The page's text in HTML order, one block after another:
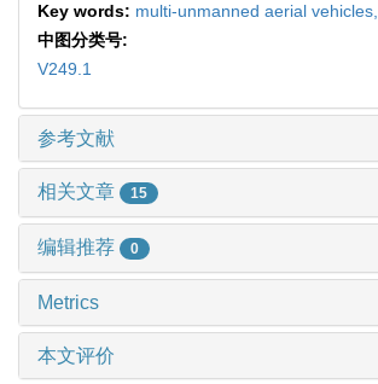
Key words: multi-unmanned aerial vehicles,
中图分类号:
V249.1
参考文献
相关文章 15
编辑推荐 0
Metrics
本文评价